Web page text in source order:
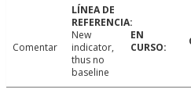
Comentar
New
indicator,
thus no
baseline